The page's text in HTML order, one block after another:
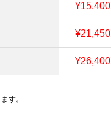
¥15,400
¥21,450
¥26,400
す。